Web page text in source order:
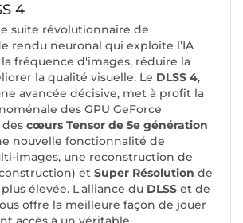
4
suite révolutionnaire de
rendu neuronal qui exploite l’IA
fréquence d'images, réduire la
la qualité visuelle. ‌Le DLSS 4,
avancée décisive, met à profit la
des GPU GeForce
des cœurs Tensor de 5e génération
nouvelle fonctionnalité de
images, une reconstruction de
et Super Résolution de
élevée. L'alliance du DLSS et de
offre la meilleure façon de jouer